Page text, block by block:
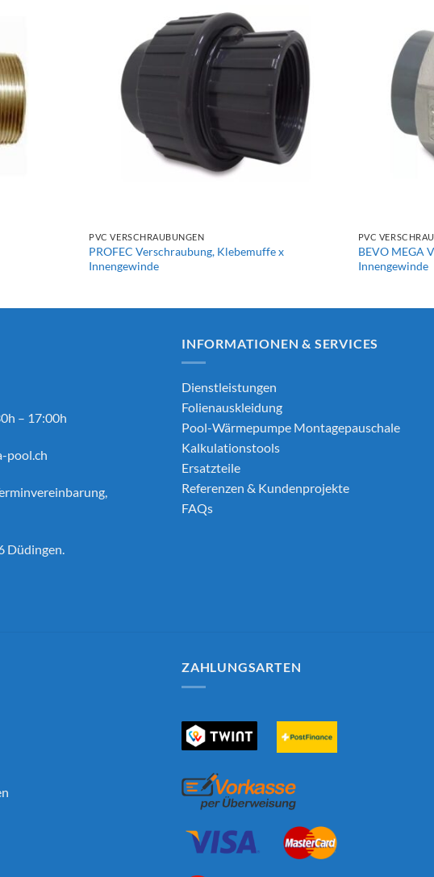
PVC VERSCHRAUBUNGEN
PROFEC Verschraubung, Klebemuffe x
Innengewinde
PVC
BEVO MEGA
Innengewinde
– 17:00h
pool.ch
Düdingen.
INFORMATIONEN & SERVICES
Dienstleistungen
Folienauskleidung
Pool-Wärmepumpe Montagepauschale
Kalkulationstools
Ersatzteile
Referenzen & Kundenprojekte
FAQs
ZAHLUNGSARTEN